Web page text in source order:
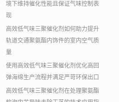
境下维持催化性能且保证气味控制表
现
高效低气味三聚催化剂如何助力提升
轨道交通聚氨酯内饰件的室内空气质
量
使用高效低气味三聚催化剂优化高回
弹海绵生产流程并满足严苛环保出口
高效低气味三聚催化剂在处理聚氨酯